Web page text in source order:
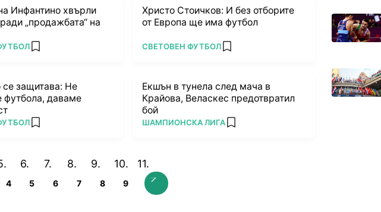
Инфантино хвърли
„продажбата“ на
add favorites
Христо Стоичков: И без отборите
от Европа ще има футбол
ПОВЕЧЕ ОТ
СВЕТОВЕН ФУТБОЛ add favorites
се защитава: Не
футбола, даваме
add favorites
Екшън в тунела след мача в
Крайова, Веласкес предотвратил
бой
ПОВЕЧЕ ОТ
ШАМПИОНСКА ЛИГА add favorites
4 5 6 7 8 9